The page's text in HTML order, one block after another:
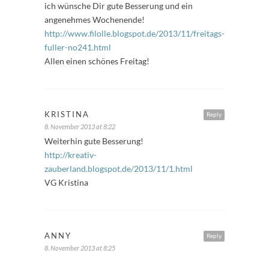
ich wünsche Dir gute Besserung und ein
angenehmes Wochenende!
http://www.filolle.blogspot.de/2013/11/freitags-
fuller-no241.html
Allen einen schönes Freitag!
Reply
KRISTINA
8. November 2013 at 8:22
Weiterhin gute Besserung!
http://kreativ-
zauberland.blogspot.de/2013/11/1.html
VG Kristina
Reply
ANNY
8. November 2013 at 8:25